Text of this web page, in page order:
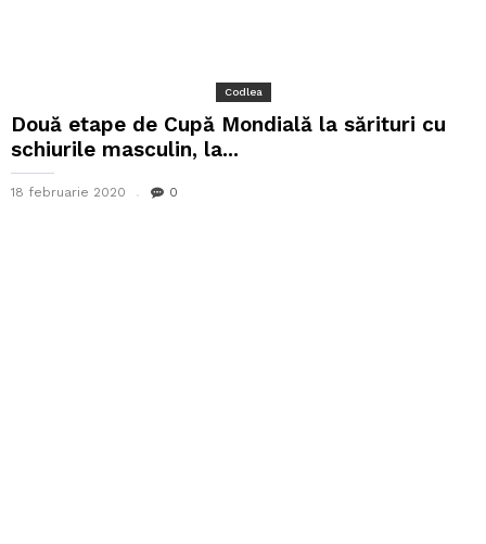
Codlea
Două etape de Cupă Mondială la sărituri cu
schiurile masculin, la...
18 februarie 2020 0